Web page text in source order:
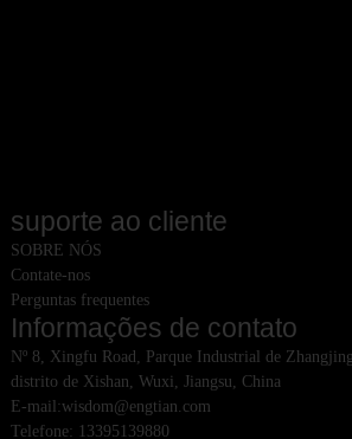
suporte ao cliente
SOBRE NÓS
Contate-nos
Perguntas frequentes
Informações de contato
Nº 8, Xingfu Road, Parque Industrial de
distrito de Xishan, Wuxi, Jiangsu, China
E-mail:wisdom@engtian.com
Telefone: 13395139880